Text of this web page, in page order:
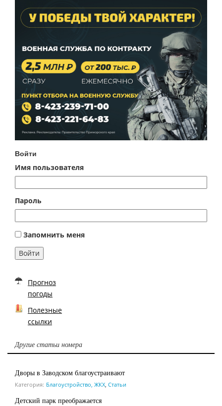
Войти
Имя пользователя
Пароль
Запомнить меня
Войти
Прогноз
погоды
Полезные
ссылки
Другие статьи номера
Дворы в Заводском благоустраивают
Категория: Благоустройство, ЖКХ, Статьи
Детский парк преображается